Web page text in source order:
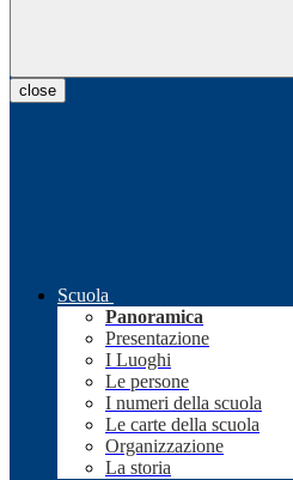
close
Scuola
Panoramica
Presentazione
I Luoghi
Le persone
I numeri della scuola
Le carte della scuola
Organizzazione
La storia